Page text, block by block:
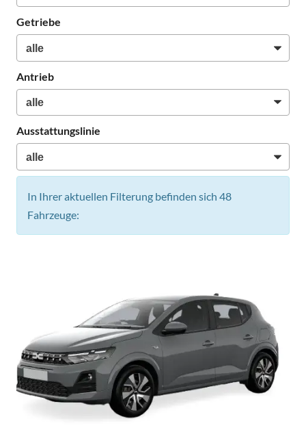
Getriebe
Antrieb
Ausstattungslinie
In Ihrer aktuellen Filterung befinden sich 48
Fahrzeuge: